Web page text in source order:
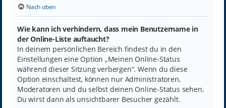
Nach oben
Wie kann ich verhindern, dass mein Benutzername in
der Online-Liste auftaucht?
In deinem persönlichen Bereich findest du in den
Einstellungen eine Option „Meinen Online-Status
während dieser Sitzung verbergen“. Wenn du diese
Option einschaltest, können nur Administratoren,
Moderatoren und du selbst deinen Online-Status sehen.
Du wirst dann als unsichtbarer Besucher gezählt.